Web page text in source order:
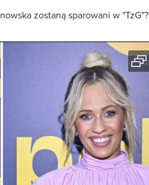
zostaną sparowani w "TzG"?